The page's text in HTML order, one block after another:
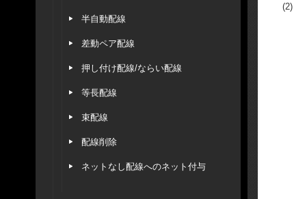
半自動配線
差動ペア配線
押し付け配線/ならい配線
等長配線
束配線
配線削除
ネットなし配線へのネット付与
(2)